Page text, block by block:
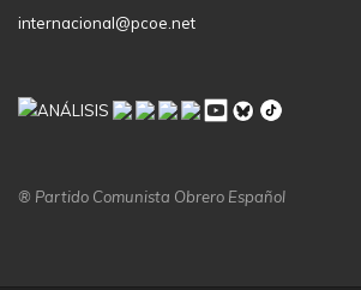
internacional@pcoe.net
® Partido Comunista Obrero Español